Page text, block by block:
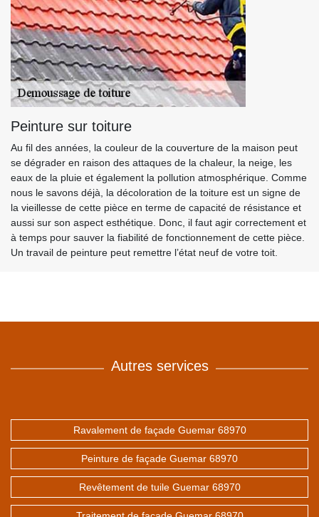
Peinture sur toiture
Au fil des années, la couleur de la couverture de la maison peut
se dégrader en raison des attaques de la chaleur, la neige, les
eaux de la pluie et également la pollution atmosphérique. Comme
nous le savons déjà, la décoloration de la toiture est un signe de
la vieillesse de cette pièce en terme de capacité de résistance et
aussi sur son aspect esthétique. Donc, il faut agir correctement et
à temps pour sauver la fiabilité de fonctionnement de cette pièce.
Un travail de peinture peut remettre l’état neuf de votre toit.
Autres services
Ravalement de façade Guemar 68970
Peinture de façade Guemar 68970
Revêtement de tuile Guemar 68970